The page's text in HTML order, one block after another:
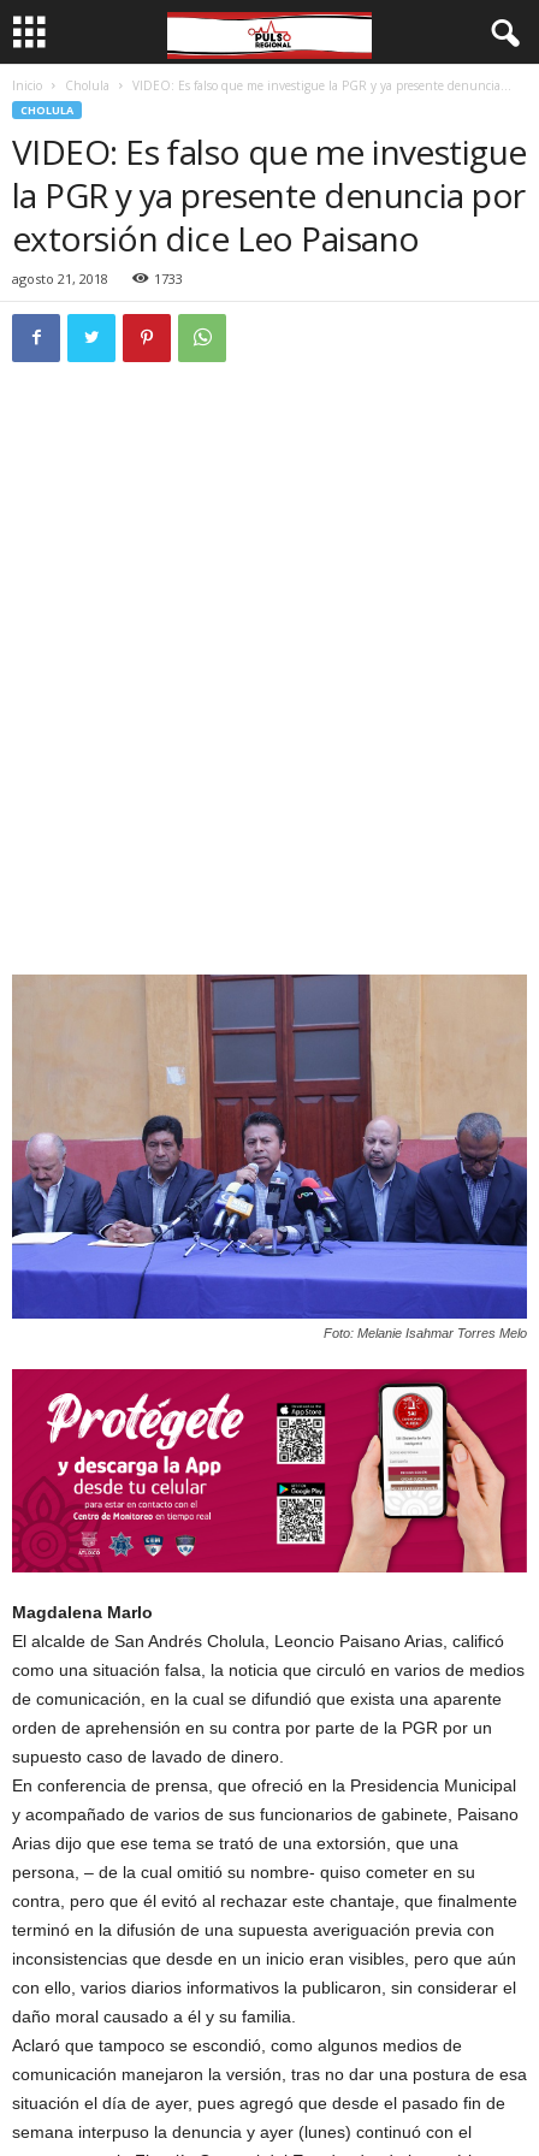
Inicio Cholula VIDEO: Es falso que me investigue la PGR y ya presente denuncia...
CHOLULA
VIDEO: Es falso que me investigue
la PGR y ya presente denuncia por
extorsión dice Leo Paisano
agosto 21, 2018 1733
Foto: Melanie Isahmar Torres Melo
Magdalena Marlo
El alcalde de San Andrés Cholula, Leoncio Paisano Arias, calificó
como una situación falsa, la noticia que circuló en varios de medios
de comunicación, en la cual se difundió que exista una aparente
orden de aprehensión en su contra por parte de la PGR por un
supuesto caso de lavado de dinero.
En conferencia de prensa, que ofreció en la Presidencia Municipal
y acompañado de varios de sus funcionarios de gabinete, Paisano
Arias dijo que ese tema se trató de una extorsión, que una
persona, – de la cual omitió su nombre- quiso cometer en su
contra, pero que él evitó al rechazar este chantaje, que finalmente
terminó en la difusión de una supuesta averiguación previa con
inconsistencias que desde en un inicio eran visibles, pero que aún
con ello, varios diarios informativos la publicaron, sin considerar el
daño moral causado a él y su familia.
Aclaró que tampoco se escondió, como algunos medios de
comunicación manejaron la versión, tras no dar una postura de esa
situación el día de ayer, pues agregó que desde el pasado fin de
semana interpuso la denuncia y ayer (lunes) continuó con el